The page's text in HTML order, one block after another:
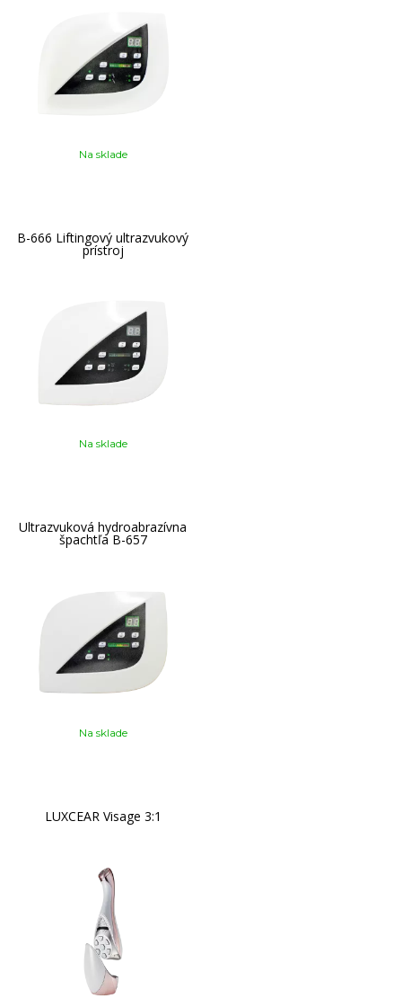
Na sklade
B-666 Liftingový ultrazvukový
prístroj
Na sklade
Ultrazvuková hydroabrazívna
špachtľa B-657
Na sklade
LUXCEAR Visage 3:1